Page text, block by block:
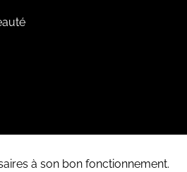
à son bon fonctionnement.